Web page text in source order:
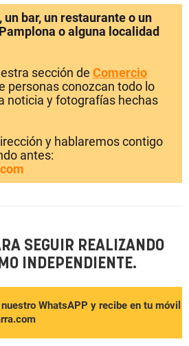
bar, un restaurante o un
o alguna localidad
sección de Comercio
personas conozcan todo lo
noticia y fotografías hechas
y hablaremos contigo
antes:
SEGUIR REALIZANDO
INDEPENDIENTE.
WhatsAPP y recibe en tu móvil